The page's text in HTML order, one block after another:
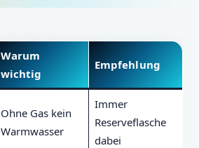
Warum
wichtig
Empfehlung
Ohne Gas kein
Warmwasser
Immer
Reserveflasche
dabei